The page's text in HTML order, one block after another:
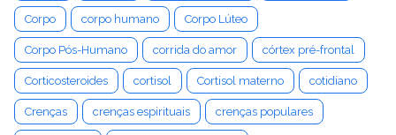
Corpo corpo humano Corpo Lúteo
Corpo Pós-Humano corrida do amor córtex pré-frontal
Corticosteroides cortisol Cortisol materno cotidiano
Crenças crenças espirituais crenças populares